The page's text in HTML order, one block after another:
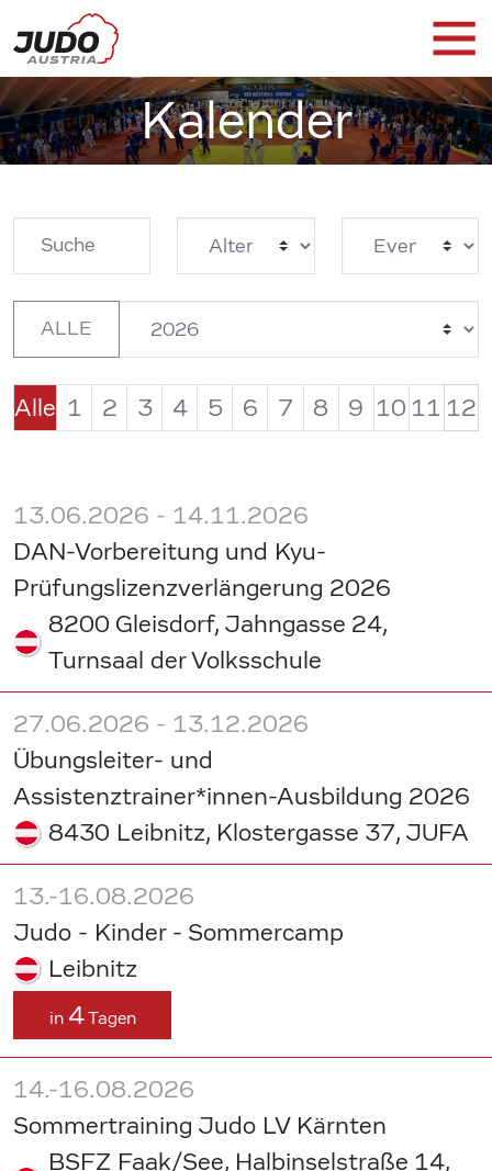
Kalender
ALLE
Alle 1 2 3 4 5 6 7 8 9 10 11 12
13.06.2026 - 14.11.2026
DAN-Vorbereitung und Kyu-
Prüfungslizenzverlängerung 2026
8200 Gleisdorf, Jahngasse 24,
Turnsaal der Volksschule
27.06.2026 - 13.12.2026
Übungsleiter- und
Assistenztrainer*innen-Ausbildung 2026
8430 Leibnitz, Klostergasse 37, JUFA
13.-16.08.2026
Judo - Kinder - Sommercamp
Leibnitz
in 4Tagen
14.-16.08.2026
Sommertraining Judo LV Kärnten
BSFZ Faak/See, Halbinselstraße 14,